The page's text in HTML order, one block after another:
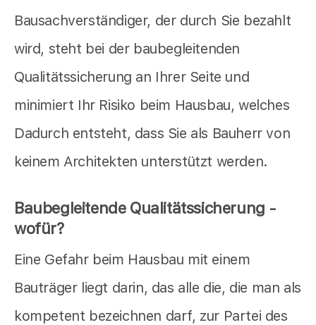
Bausachverständiger, der durch Sie bezahlt
wird, steht bei der baubegleitenden
Qualitätssicherung an Ihrer Seite und
minimiert Ihr Risiko beim Hausbau, welches
Dadurch entsteht, dass Sie als Bauherr von
keinem Architekten unterstützt werden.
Baubegleitende Qualitätssicherung -
wofür?
Eine Gefahr beim Hausbau mit einem
Bauträger liegt darin, das alle die, die man als
kompetent bezeichnen darf, zur Partei des